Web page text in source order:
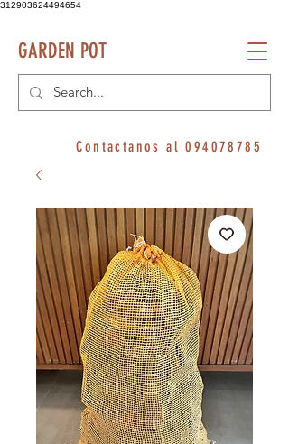
312903624494654
GARDEN POT
Contactanos al094078785